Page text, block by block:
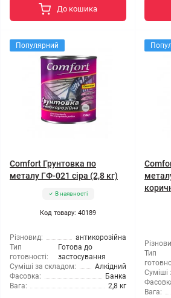
До кошика
Популярний
Comfort Грунтовка по
металу ГФ-021 сіра (2,8 кг)
В наявності
Код товару: 40189
Різновид:
антикорозійна
Тип
готовності:
Готова до
застосування
Суміші за складом:
Алкідний
Фасовка:
Банка
Вага:
2,8 кг
Тип
Суміші
Вага: